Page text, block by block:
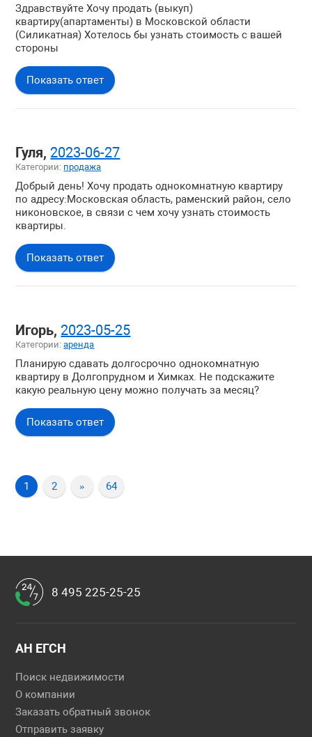
Здравствуйте Хочу продать (выкуп)
квартиру(апартаменты) в Московской области
(Силикатная) Хотелось бы узнать стоимость с вашей
стороны
Показать ответ
Гуля, 2023-06-27
Категории: продажа
Добрый день! Хочу продать однокомнатную квартиру
по адресу:Московская область, раменский район, село
никоновское, в связи с чем хочу узнать стоимость
квартиры.
Показать ответ
Игорь, 2023-05-25
Категории:аренда
Планирую сдавать долгосрочно однокомнатную
квартиру в Долгопрудном и Химках. Не подскажите
какую реальную цену можно получать за месяц?
Показать ответ
1 2 » 64
8 495 225-25-25
АН ЕГСН
Поиск недвижимости
О компании
Заказать обратный звонок
Отправить заявку